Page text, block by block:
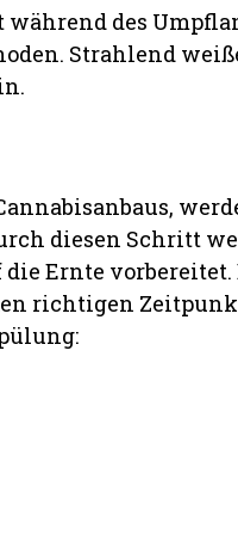
des
Strahlend
diesen Schritt
Ernte vorbereitet.
richtigen